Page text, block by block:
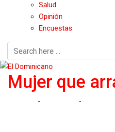
Salud
Opinión
Encuestas
Mujer que
- -